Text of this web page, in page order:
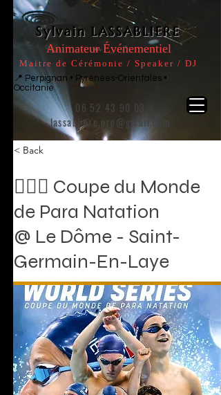
Sylvain LASSABLIERE
Animateur Événementiel
Maitre de Cérémonie / Speaker / DJ
06 52 43 90 03
lassabliere.pro@gmail.com
📍 Perpignan • Pyrénées-Orientales •
Occitanie
< Back
🏊🏽‍♂️ Coupe du Monde
de Para Natation
@ Le Dôme - Saint-
Germain-En-Laye